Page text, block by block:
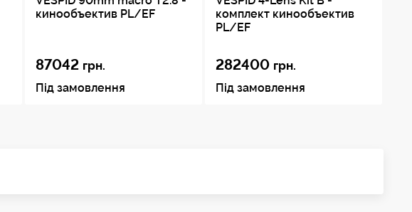
кинообъектив PL/EF
87042 грн.
Під замовлення
комплект кинообъектив
PL/EF
282400 грн.
Під замовлення